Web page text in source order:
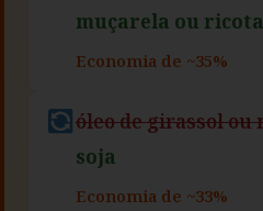
muçarela ou
Economia de ~35%
óleo de girassol ou
soja
Economia de ~33%